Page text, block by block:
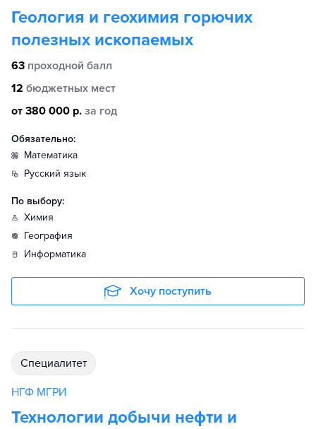
Геология и геохимия горючих
полезных ископаемых
63 проходной балл
12 бюджетных мест
от 380 000 р. за год
Обязательно:
математика
русский язык
По выбору:
химия
география
информатика
Хочу поступить
специалитет
НГФ МГРИ
Технологии добычи нефти и